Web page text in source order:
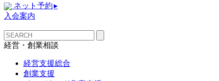
ネット予約▸
入会案内
経営・創業相談
経営支援総合
創業支援